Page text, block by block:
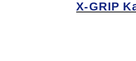
X-GRIP